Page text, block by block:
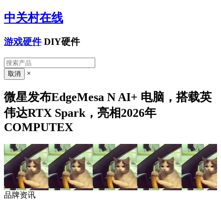
中关村在线
游戏硬件 DIY硬件
×
微星发布EdgeMesa N AI+ 电脑，搭载英
伟达RTX Spark，亮相2026年
COMPUTEX
品牌资讯